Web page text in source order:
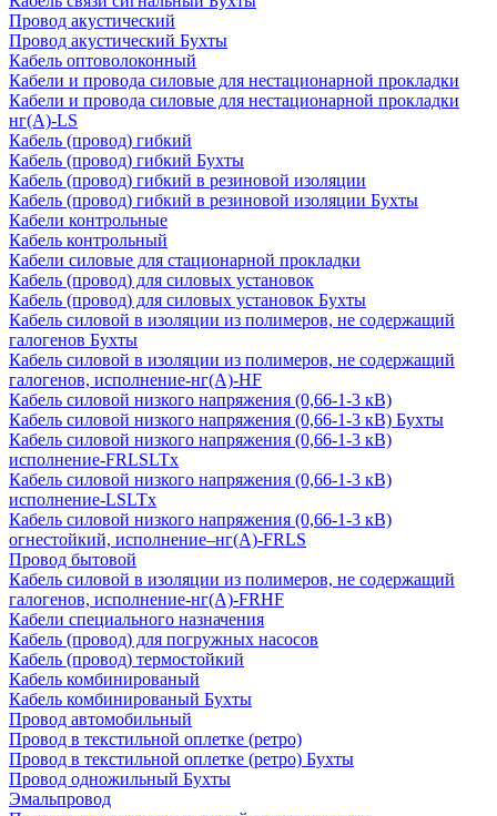
Провод акустический
Провод акустический Бухты
Кабель оптоволоконный
Кабели и провода силовые для нестационарной прокладки
Кабели и провода силовые для нестационарной прокладки
нг(А)-LS
Кабель (провод) гибкий
Кабель (провод) гибкий Бухты
Кабель (провод) гибкий в резиновой изоляции
Кабель (провод) гибкий в резиновой изоляции Бухты
Кабели контрольные
Кабель контрольный
Кабели силовые для стационарной прокладки
Кабель (провод) для силовых установок
Кабель (провод) для силовых установок Бухты
Кабель силовой в изоляции из полимеров, не содержащий
галогенов Бухты
Кабель силовой в изоляции из полимеров, не содержащий
галогенов, исполнение-нг(А)-HF
Кабель силовой низкого напряжения (0,66-1-3 кВ)
Кабель силовой низкого напряжения (0,66-1-3 кВ) Бухты
Кабель силовой низкого напряжения (0,66-1-3 кВ)
исполнение-FRLSLTx
Кабель силовой низкого напряжения (0,66-1-3 кВ)
исполнение-LSLTx
Кабель силовой низкого напряжения (0,66-1-3 кВ)
огнестойкий, исполнение–нг(А)-FRLS
Провод бытовой
Кабель силовой в изоляции из полимеров, не содержащий
галогенов, исполнение-нг(А)-FRHF
Кабели специального назначения
Кабель (провод) для погружных насосов
Кабель (провод) термостойкий
Кабель комбинированый
Кабель комбинированый Бухты
Провод автомобильный
Провод в текстильной оплетке (ретро)
Провод в текстильной оплетке (ретро) Бухты
Провод одножильный Бухты
Эмальпровод